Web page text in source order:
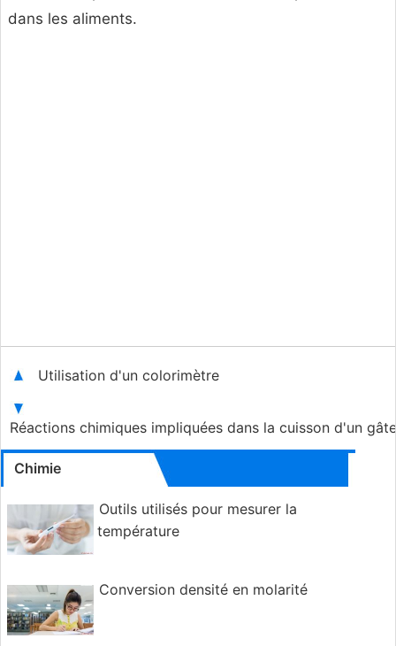
dans les aliments.
Utilisation d'un colorimètre
Réactions chimiques impliquées dans la cuisson d'un
Chimie
Outils utilisés pour mesurer la
température
Conversion densité en molarité